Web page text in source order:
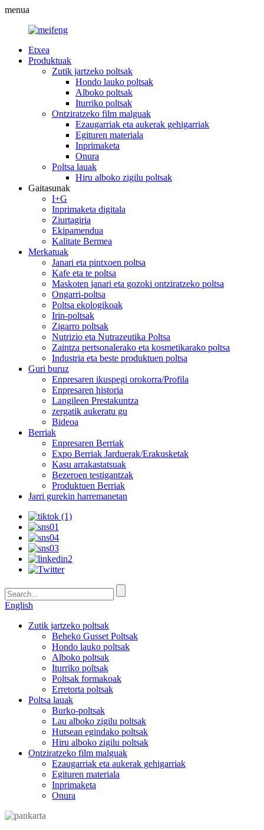
menua
Etxea
Produktuak
Zutik jartzeko poltsak
Hondo lauko poltsak
Alboko poltsak
Iturriko poltsak
Ontziratzeko film malguak
Ezaugarriak eta aukerak gehigarriak
Egituren materiala
Inprimaketa
Onura
Poltsa lauak
Hiru alboko zigilu poltsak
Gaitasunak
I+G
Inprimaketa digitala
Ziurtagiria
Ekipamendua
Kalitate Bermea
Merkatuak
Janari eta pintxoen poltsa
Kafe eta te poltsa
Maskoten janari eta gozoki ontziratzeko poltsa
Ongarri-poltsa
Poltsa ekologikoak
Irin-poltsak
Zigarro poltsak
Nutrizio eta Nutrazeutika Poltsa
Zaintza pertsonalerako eta kosmetikarako poltsa
Industria eta beste produktuen poltsa
Guri buruz
Enpresaren ikuspegi orokorra/Profila
Enpresaren historia
Langileen Prestakuntza
zergatik aukeratu gu
Bideoa
Berriak
Enpresaren Berriak
Expo Berriak Jarduerak/Erakusketak
Kasu arrakastatsuak
Bezeroen testigantzak
Produktuen Berriak
Jarri gurekin harremanetan
English
Zutik jartzeko poltsak
Beheko Gusset Poltsak
Hondo lauko poltsak
Alboko poltsak
Iturriko poltsak
Poltsak formakoak
Erretorta poltsak
Poltsa lauak
Burko-poltsak
Lau alboko zigilu poltsak
Hutsean egindako poltsak
Hiru alboko zigilu poltsak
Ontziratzeko film malguak
Ezaugarriak eta aukerak gehigarriak
Egituren materiala
Inprimaketa
Onura